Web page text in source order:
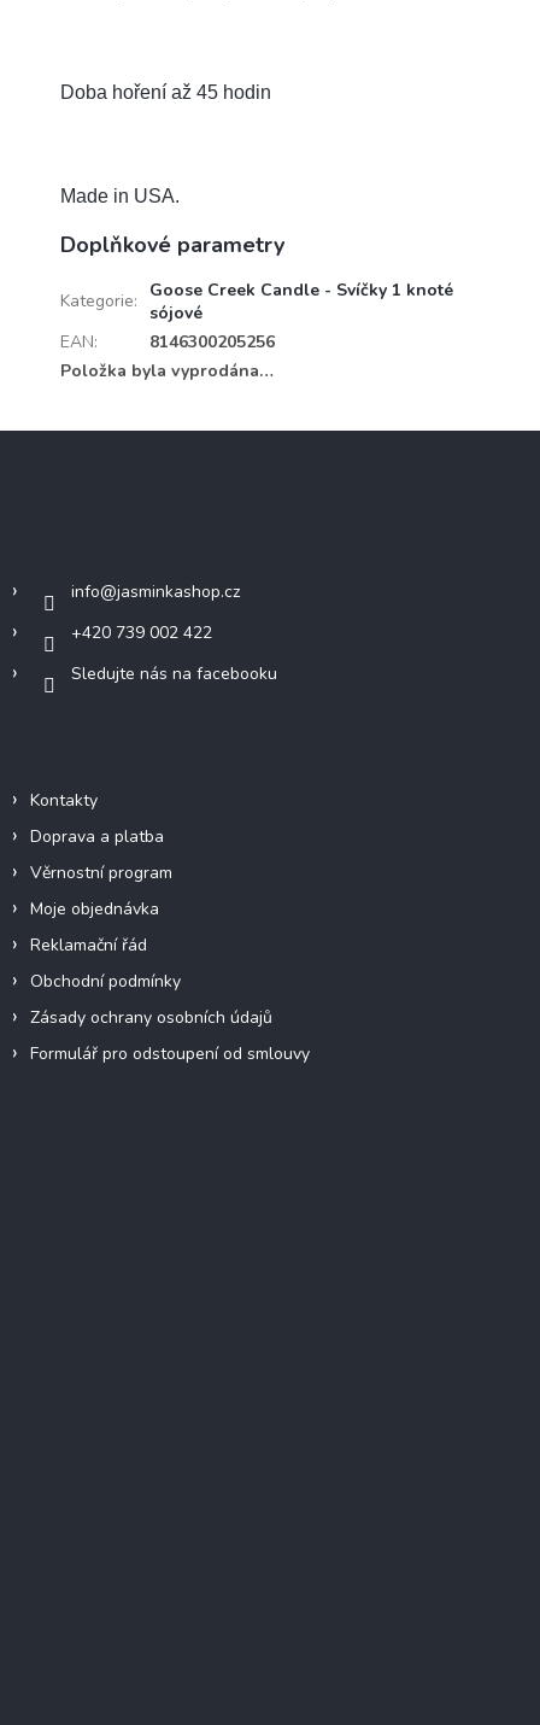
Doba hoření až 45 hodin
Made in USA.
Doplňkové parametry
Kategorie:
Goose Creek Candle - Svíčky 1 knoté
sójové
EAN:
8146300205256
Položka byla vyprodána…
info@jasminkashop.cz
+420 739 002 422
Sledujte nás na facebooku
Kontakty
Doprava a platba
Věrnostní program
Moje objednávka
Reklamační řád
Obchodní podmínky
Zásady ochrany osobních údajů
Formulář pro odstoupení od smlouvy